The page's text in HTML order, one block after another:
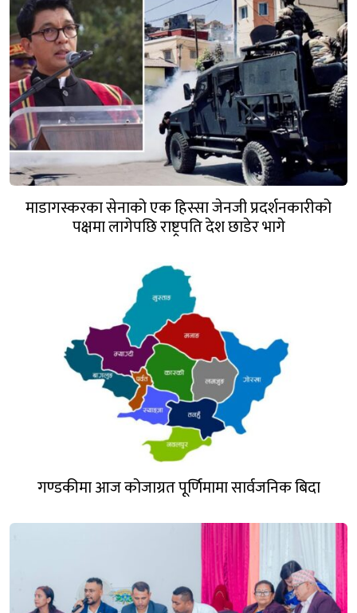
माडागस्करका सेनाको एक हिस्सा जेनजी प्रदर्शनकारीको
पक्षमा लागेपछि राष्ट्रपति देश छाडेर भागे
गण्डकीमा आज कोजाग्रत पूर्णिमामा सार्वजनिक बिदा